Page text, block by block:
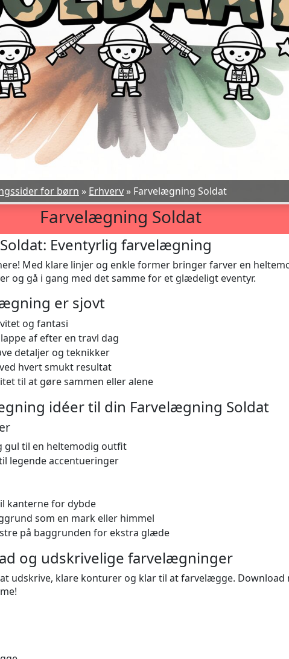
for børn » Erhverv » Farvelægning Soldat
Farvelægning Soldat
Eventyrlig farvelægning
Med klare linjer og enkle former bringer farver en
og gå i gang med det samme for et glædeligt eventyr.
er sjovt
og fantasi
af efter en travl dag
detaljer og teknikker
hvert smukt resultat
til at gøre sammen eller alene
idéer til din Farvelægning Soldat
gul til en heltemodig outfit
legende accentueringer
kanterne for dybde
som en mark eller himmel
på baggrunden for ekstra glæde
og udskrivelige farvelægninger
udskrive, klare konturer og klar til at farvelægge. Download
Dieren